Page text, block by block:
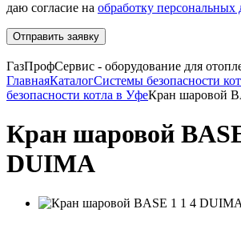
даю согласие на обработку персональных
Отправить заявку
ГазПрофСервис - оборудование для
ГлавнаяКаталогСистемы безопасности
безопасности котла в УфеКран шаровой
Кран шаровой
DUIMA